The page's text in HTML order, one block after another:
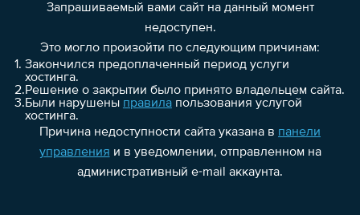
Запрашиваемый вами сайт на данный момент
недоступен.
Это могло произойти по следующим причинам:
1. Закончился предоплаченный период услуги
хостинга.
2.Решение о закрытии было принято владельцем сайта.
3.Были нарушены правилапользования услугой
хостинга.
Причина недоступности сайта указана в панели
управления и в уведомлении, отправленном на
административный e-mail аккаунта.